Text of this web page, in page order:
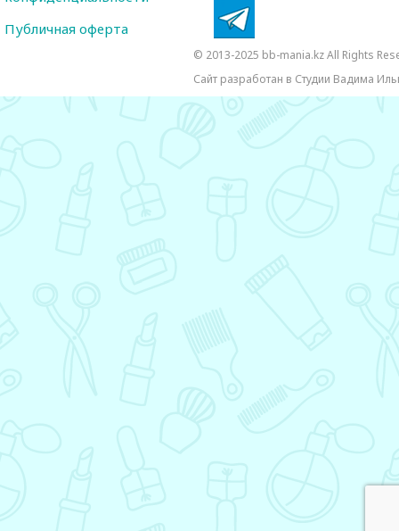
Публичная оферта
© 2013-2025 bb-mania.kz All Rights
Сайт разработан в Студии Вадима